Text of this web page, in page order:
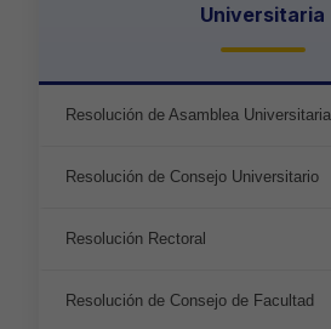
Universitaria
Resolución de Asamblea Universitaria
Resolución de Consejo Universitario
Resolución Rectoral
Resolución de Consejo de Facultad